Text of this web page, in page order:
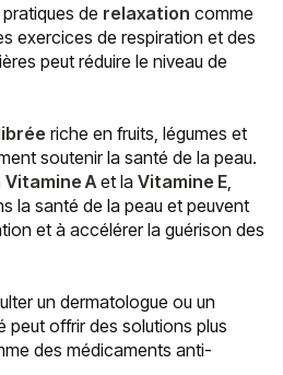
de relaxation comme
exercices de respiration et des
peut réduire le niveau de
riche en fruits, légumes et
soutenir la santé de la peau.
Vitamine A et la Vitamine E
la santé de la peau et peuvent
et à accélérer la guérison des
un dermatologue ou un
peut offrir des solutions plus
des médicaments anti-